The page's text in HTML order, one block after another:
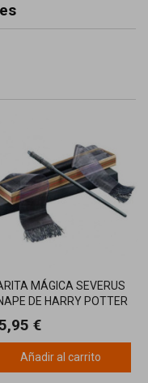
MÁGICA SEVERUS
DE HARRY POTTER
€
Añadir al carrito